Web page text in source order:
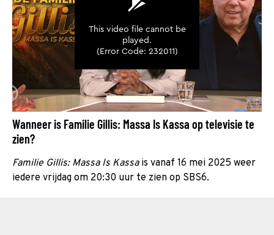
Wanneer is Familie Gillis: Massa Is Kassa op televisie te
zien?
Familie Gillis: Massa Is Kassais vanaf 16 mei 2025 weer
iedere vrijdag om 20:30 uur te zien op SBS6.